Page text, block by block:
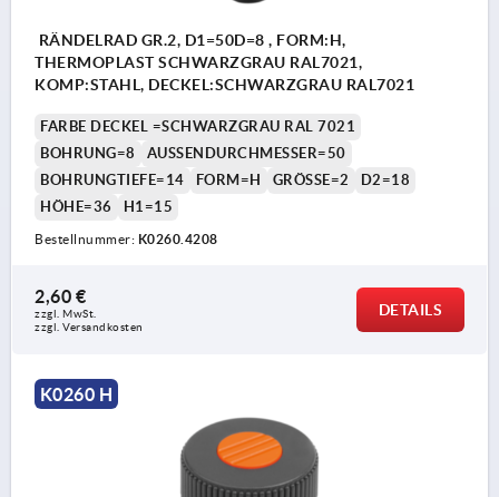
RÄNDELRAD GR.2, D1=50D=8 , FORM:H,
THERMOPLAST SCHWARZGRAU RAL7021,
KOMP:STAHL, DECKEL:SCHWARZGRAU RAL7021
FARBE DECKEL =SCHWARZGRAU RAL 7021
BOHRUNG=8
AUSSENDURCHMESSER=50
BOHRUNGTIEFE=14
FORM=H GRÖSSE=2
D2=18
HÖHE=36
H1=15
Bestellnummer: K0260.4208
2,60 €
zzgl. MwSt.
zzgl. Versandkosten
DETAILS
K0260 H